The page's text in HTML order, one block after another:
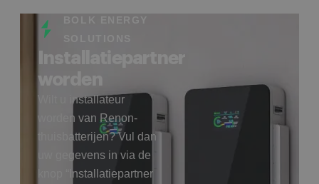
worden
Wilt u installateur
worden van Renon-
thuisbatterijen? Vul dan
uw gegevens in via de
knop “Installatiepartner